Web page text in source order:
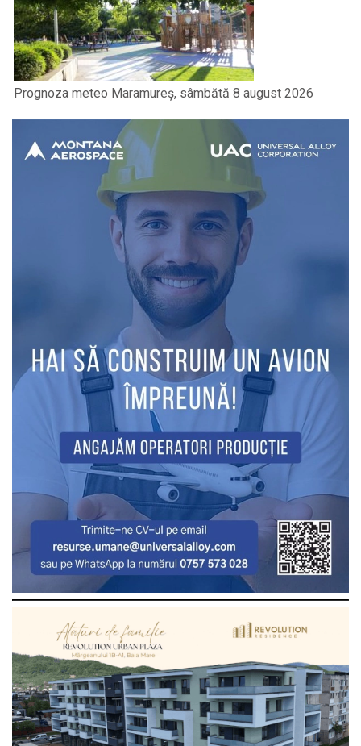
Prognoza meteo Maramureș, sâmbătă 8 august 2026